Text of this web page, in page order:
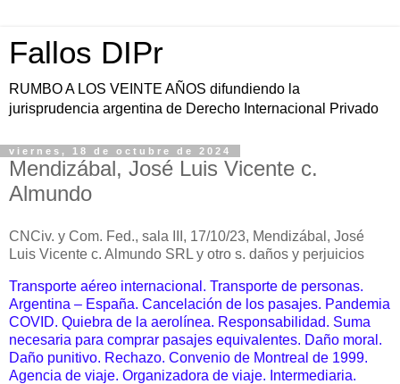
Fallos DIPr
RUMBO A LOS VEINTE AÑOS difundiendo la
jurisprudencia argentina de Derecho Internacional Privado
viernes, 18 de octubre de 2024
Mendizábal, José Luis Vicente c.
Almundo
CNCiv. y Com. Fed., sala II
I, 17/10/23, Mendizábal, José
Luis Vicente c. Almundo SRL y otro s. daños y perjuicios
Transporte aéreo internacional. Transporte de personas.
Argentina – España. Cancelación de los pasajes. Pandemia
COVID. Quiebra de la aerolínea. Responsabilidad. Suma
necesaria para comprar pasajes equivalentes. Daño moral.
Daño punitivo. Rechazo. Convenio de Montreal de 1999.
Agencia de viaje. Organizadora de viaje. Intermediaria.